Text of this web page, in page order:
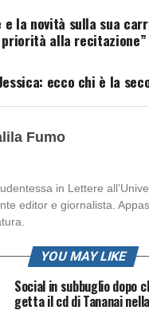
e la novità sulla sua
alla recitazione”
Jessica: ecco chi è la
Fumo
in Lettere
editor e giornalista.
YOU MAY LIKE
Social in subbuglio dopo
getta il cd di Tananai